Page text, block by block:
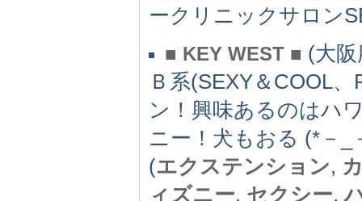
ークリニックサロン
■ KEY WEST ■ (大
Ｂ系(SEXY＆COOL
ン！興味あるのはハ
ニー！犬もおる (*－_
(エクステンション,
ィズニー, セクシー,